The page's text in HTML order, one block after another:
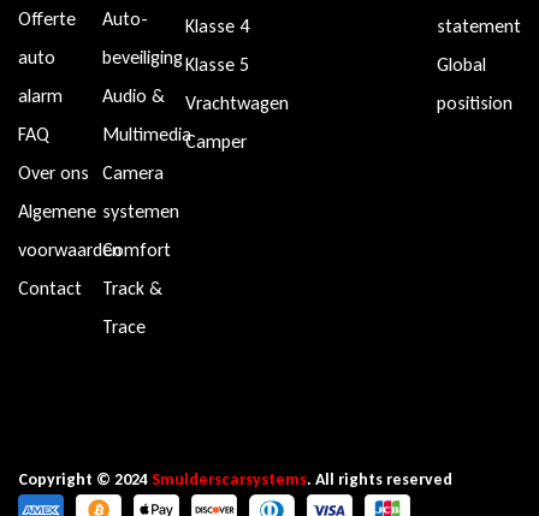
Offerte
auto
alarm
FAQ
Over ons
Algemene
voorwaarden
Contact
Auto-
beveiliging
Audio &
Multimedia
Camera
systemen
Comfort
Track &
Trace
Klasse 4
Klasse 5
Vrachtwagen
Camper
statement
Global
positision
Copyright © 2024Smulderscarsystems. All rights reserved